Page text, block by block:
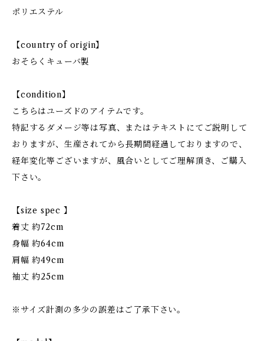
ポリエステル
【country of origin】
おそらくキューバ製
【condition】
こちらはユーズドのアイテムです。
特記するダメージ等は写真、またはテキストにてご説明して
おりますが、生産されてから長期間経過しておりますので、
経年変化等ございますが、風合いとしてご理解頂き、ご購入
下さい。
【size spec 】
着丈 約72cm
身幅 約64cm
肩幅 約49cm
袖丈 約25cm
※サイズ計測の多少の誤差はご了承下さい。